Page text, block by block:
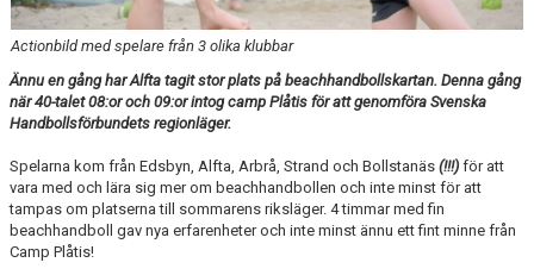
Actionbild med spelare från 3 olika klubbar
Ännu en gång har Alfta tagit stor plats på beachhandbollskartan. Denna gång
när 40-talet 08:or och 09:or intog camp Plåtis för att genomföra Svenska
Handbollsförbundets regionläger.
Spelarna kom från Edsbyn, Alfta, Arbrå, Strand och Bollstanäs (!!!) för att
vara med och lära sig mer om beachhandbollen och inte minst för att
tampas om platserna till sommarens riksläger. 4 timmar med fin
beachhandboll gav nya erfarenheter och inte minst ännu ett fint minne från
Camp Plåtis!